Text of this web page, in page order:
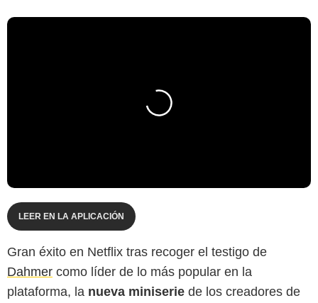
LEER EN LA APLICACIÓN
Gran éxito en Netflix tras recoger el testigo de
Dahmer como líder de lo más popular en la
plataforma, la nueva miniserie de los creadores de